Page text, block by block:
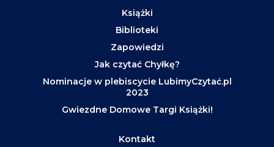
Książki
Biblioteki
Zapowiedzi
Jak czytać Chyłkę?
Nominacje w plebiscycie LubimyCzytać.pl
2023
Gwiezdne Domowe Targi Książki!
Kontakt